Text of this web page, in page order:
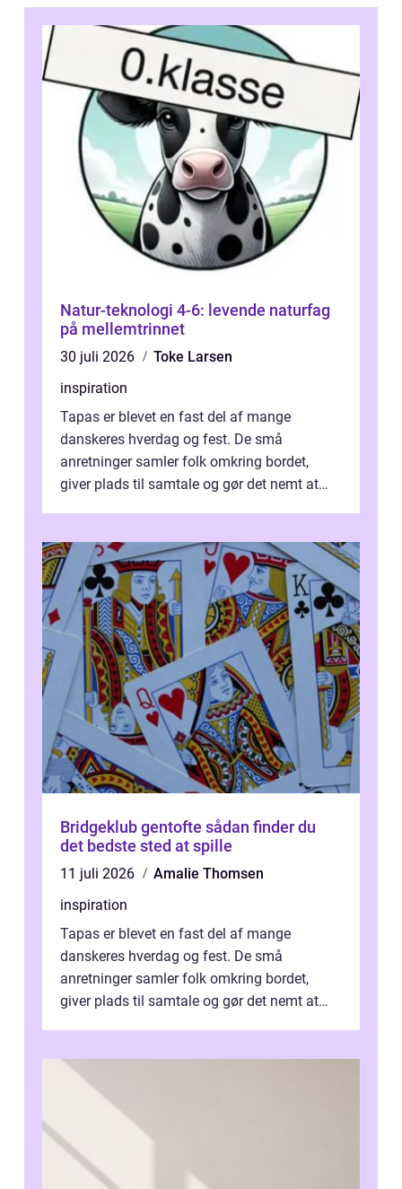
Natur-teknologi 4-6: levende naturfag
på mellemtrinnet
30 juli 2026
Toke Larsen
inspiration
Tapas er blevet en fast del af mange
danskeres hverdag og fest. De små
anretninger samler folk omkring bordet,
giver plads til samtale og gør det nemt at
Bridgeklub gentofte sådan finder du
det bedste sted at spille
11 juli 2026
Amalie Thomsen
inspiration
Tapas er blevet en fast del af mange
danskeres hverdag og fest. De små
anretninger samler folk omkring bordet,
giver plads til samtale og gør det nemt at